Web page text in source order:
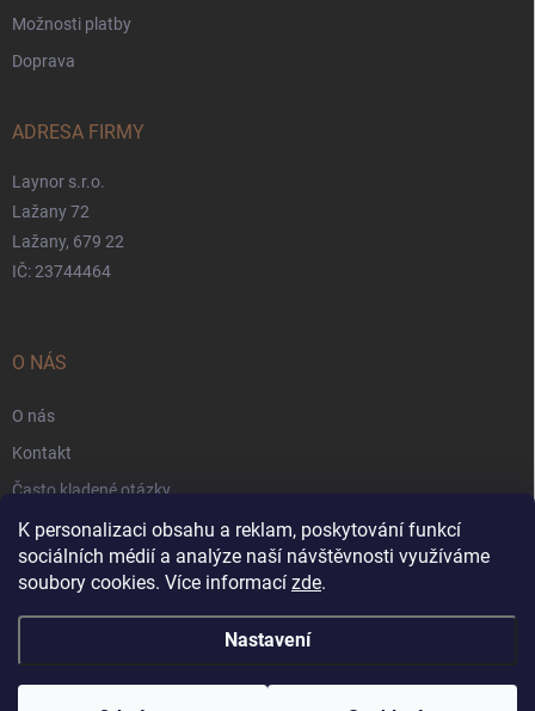
K personalizaci obsahu a reklam, poskytování funkcí
sociálních médií a analýze naší návštěvnosti využíváme
soubory cookies. Více informací zde.
Nastavení
Možnosti platby
Doprava
ADRESA FIRMY
Laynor s.r.o.
Lažany 72
Lažany, 679 22
IČ: 23744464
O NÁS
O nás
Kontakt
Často kladené otázky
Záruka
Obchodní podmínky
Copyright 2026Applarna.cz. Všechna práva vyhrazena.Upravit nastavení